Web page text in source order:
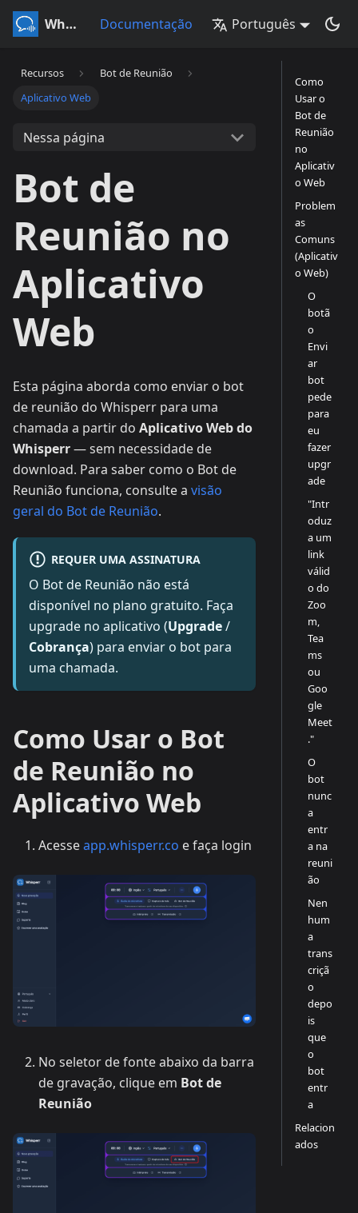
Whisperr Documentação Português
Recursos
Bot de Reunião
Aplicativo Web
Nessa página
Bot de
Reunião no
Aplicativo
Web
Esta página aborda como enviar o bot
de reunião do Whisperr para uma
chamada a partir do Aplicativo Web do
Whisperr— sem necessidade de
download. Para saber como o Bot de
Reunião funciona, consulte a visão
geral do Bot de Reunião.
REQUER UMA ASSINATURA
O Bot de Reunião não está
disponível no plano gratuito. Faça
upgrade no aplicativo (Upgrade/
Cobrança) para enviar o bot para
uma chamada.
Como Usar o Bot
de Reunião no
Aplicativo Web
Acesseapp.whisperr.co e faça login
No seletor de fonte abaixo da barra
de gravação, clique em Bot de
Reunião
Como
Usar o
Bot de
Reunião
no
Aplicativ
o Web
Problem
as
Comuns
(Aplicativ
o Web)
O
botã
o
Envi
ar
bot
pede
para
eu
fazer
upgr
ade
"Intr
oduz
a um
link
válid
o do
Zoo
m,
Tea
ms
ou
Goo
gle
Meet
."
O
bot
nunc
a
entr
a na
reuni
ão
Nen
hum
a
trans
criçã
o
depo
is
que
o
bot
entr
a
Relacion
ados